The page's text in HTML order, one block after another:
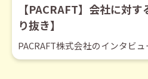
【PACRAFT】会社に対
り抜き】
PACRAFT株式会社のインタビュ